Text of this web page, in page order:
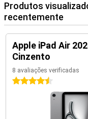
Produtos
recentemente
Apple iPad Air
Cinzento
8 avaliações verificadas
4.5 estrelas